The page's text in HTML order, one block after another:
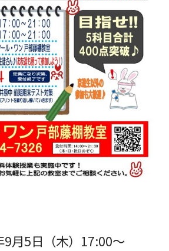
月5日（木）17:00～